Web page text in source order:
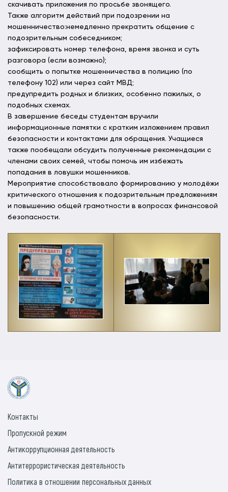
скачивать приложения по просьбе звонящего.
Также алгоритм действий при подозрении на
мошенничество:немедленно прекратить общение с
подозрительным собеседником;
зафиксировать номер телефона, время звонка и суть
разговора (если возможно);
сообщить о попытке мошенничества в полицию (по
телефону 102) или через сайт МВД;
предупредить родных и близких, особенно пожилых, о
подобных схемах.
В завершение беседы студентам вручили
информационные памятки с кратким изложением правил
безопасности и контактами для обращения. Учащиеся
также пообещали обсудить полученные рекомендации с
членами своих семей, чтобы помочь им избежать
попадания в ловушки мошенников.
Мероприятие способствовало формированию у молодёжи
критического отношения к подозрительным предложениям
и повышению общей грамотности в вопросах финансовой
безопасности.
Контакты
Пропускной режим
Антикоррупционная деятельность
Антитеррористическая деятельность
Политика в отношении персональных данных